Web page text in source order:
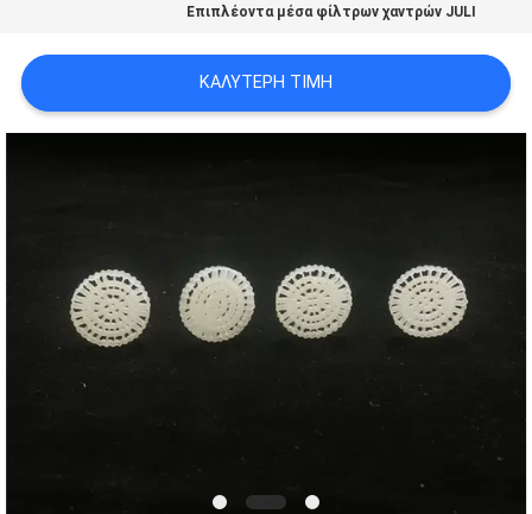
ΠΟΛΙΤΙΚΉ
ΑΠΟΡΡΉΤΟΥ
Επιπλέοντα μέσα φίλτρων χαντρών JULI
ΚΑΛΎΤΕΡΗ ΤΙΜΉ